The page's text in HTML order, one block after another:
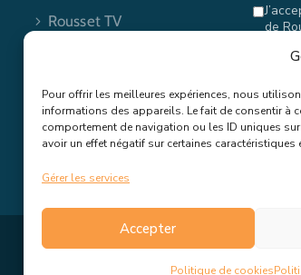
Pour offrir les meilleures expériences, nous
informations des appareils. Le fait de consentir à
comportement de navigation ou les ID uniques
avoir un effet négatif sur certaines caractéristiques
Gérer les services
Accepter
Politique de cookies
Rousset TV
de